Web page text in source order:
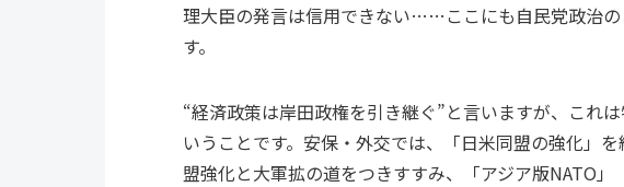
理大臣の発言は信用できない……ここにも自民党政治
す。
“経済政策は岸田政権を引き継ぐ”と言いますが、これ
いうことです。安保・外交では、「日米同盟の強化」
盟強化と大軍拡の道をつきすすみ、「アジア版NATO